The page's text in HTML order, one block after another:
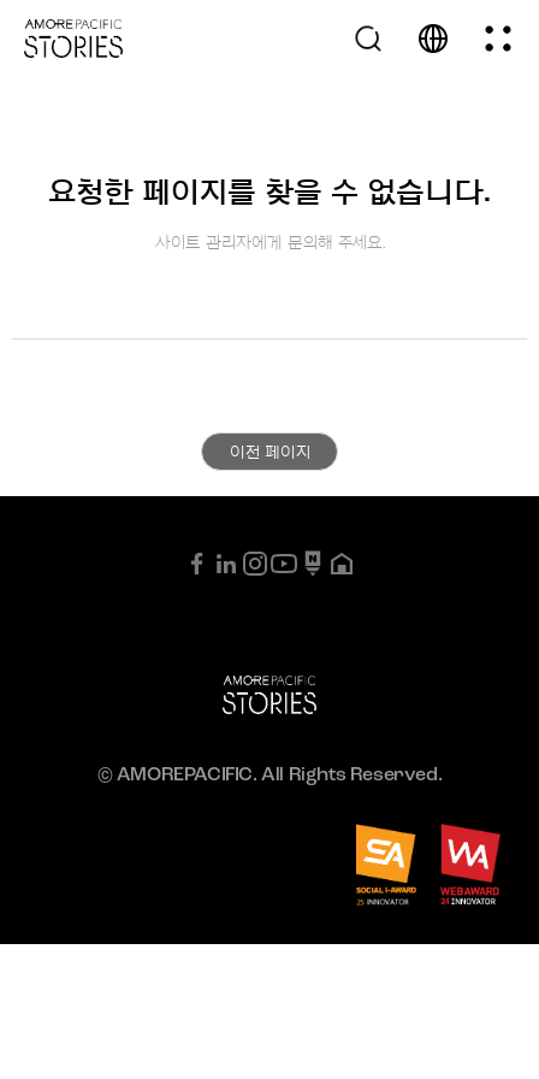
요청한 페이지를 찾을 수 없습니다.
사이트 관리자에게 문의해 주세요.
이전 페이지
© AMOREPACIFIC. All Rights Reserved.